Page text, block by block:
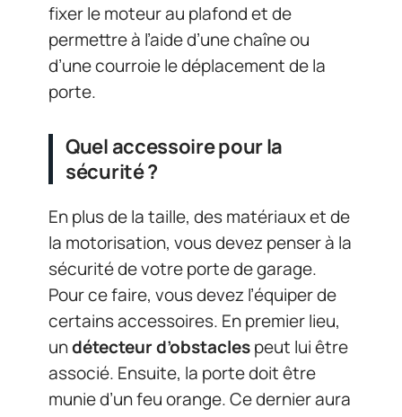
fixer le moteur au plafond et de
permettre à l’aide d’une chaîne ou
d’une courroie le déplacement de la
porte.
Quel accessoire pour la
sécurité ?
En plus de la taille, des matériaux et de
la motorisation, vous devez penser à la
sécurité de votre porte de garage.
Pour ce faire, vous devez l’équiper de
certains accessoires. En premier lieu,
undétecteur d’obstaclespeut lui être
associé. Ensuite, la porte doit être
munie d’un feu orange. Ce dernier aura